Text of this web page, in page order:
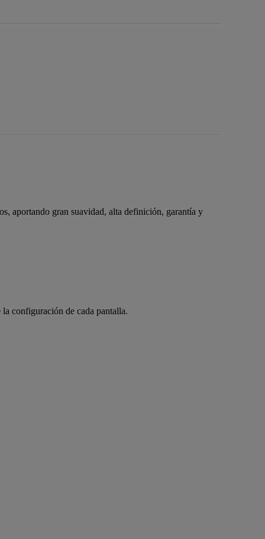
aportando gran suavidad, alta definición, garantía y
configuración de cada pantalla.